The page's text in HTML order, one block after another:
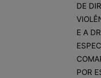
DE
E A
POR